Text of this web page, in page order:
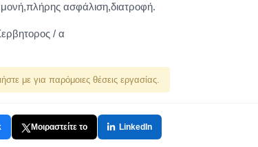
ασφάλιση,διατροφή.
/ α
με για παρόμοιες θέσεις εργασίας.
Μοιραστείτε το LinkedIn